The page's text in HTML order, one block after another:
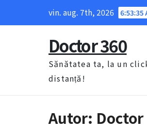
vin. aug. 7th, 2026 6:53:36
Doctor 360
Sănătatea ta, la un
distanță!
Autor: